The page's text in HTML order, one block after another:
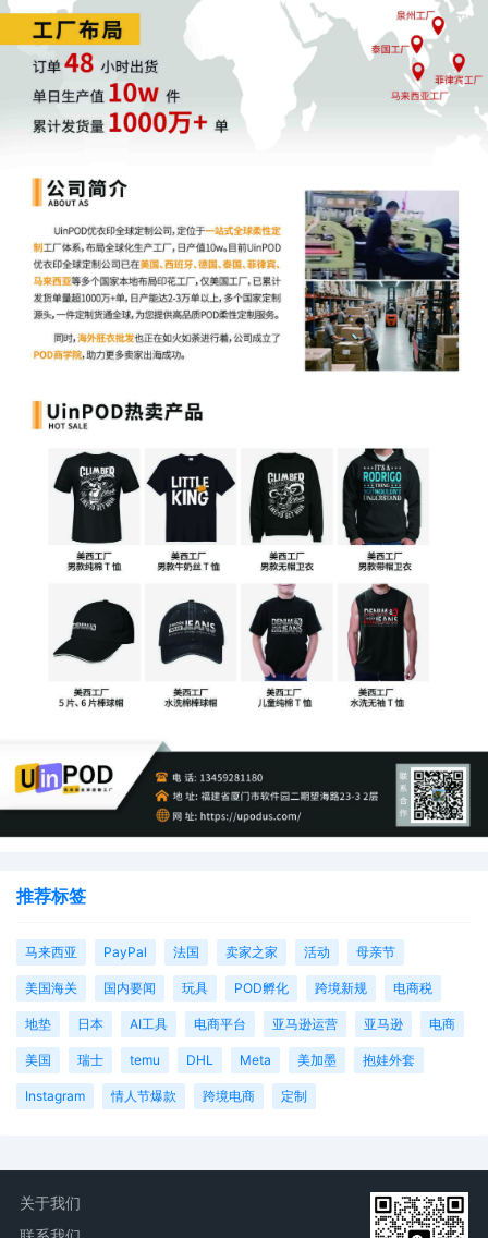
推荐标签
马来西亚 PayPal 法国 卖家之家 活动 母亲节
美国海关 国内要闻 玩具 POD孵化 跨境新规 电商税
地垫 日本 AI工具 电商平台 亚马逊运营 亚马逊 电商
美国 瑞士 temu DHL Meta 美加墨 抱娃外套
Instagram 情人节爆款 跨境电商 定制
关于我们